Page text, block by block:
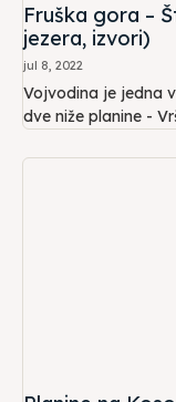
Fruška gora –
jezera, izvori)
jul 8, 2022
Vojvodina je jedna
dve niže planine -